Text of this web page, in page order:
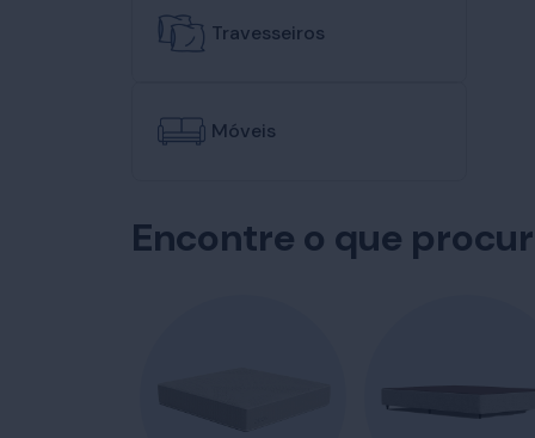
Travesseiros
Móveis
Encontre o que